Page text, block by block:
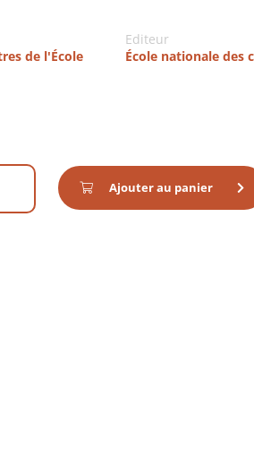
de l'École
Editeur
École nationale des
Ajouter au panier